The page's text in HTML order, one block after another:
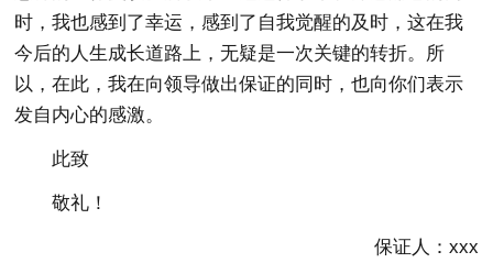
时，我也感到了幸运，感到了自我觉醒的及时，这在我
今后的人生成长道路上，无疑是一次关键的转折。所
以，在此，我在向领导做出保证的同时，也向你们表示
发自内心的感激。
此致
敬礼！
保证人：xxx